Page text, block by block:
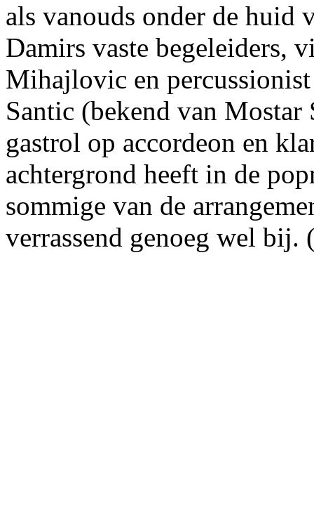
als vanouds onder de huid
Damirs vaste begeleiders,
Mihajlovic en
Santic (bekend van Mostar
gastrol op accordeon en
achtergrond heeft in de
sommige van de
verrassend genoeg wel bij.